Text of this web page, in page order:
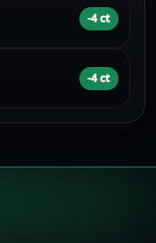
-4 ct
-4 ct